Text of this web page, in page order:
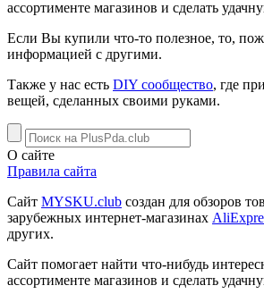
ассортименте магазинов и сделать
Если Вы купили что-то полезное, то,
информацией с другими.
Также у нас есть DIY сообщество, где
вещей, сделанных своими руками.
О сайте
Правила сайта
Сайт MYSKU.club cоздан для обзоров
зарубежных интернет-магазинах
других.
Сайт помогает найти что-нибудь
ассортименте магазинов и сделать